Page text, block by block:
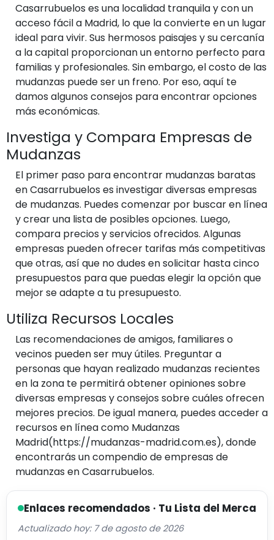
Casarrubuelos es una localidad tranquila y con un
acceso fácil a Madrid, lo que la convierte en un lugar
ideal para vivir. Sus hermosos paisajes y su cercanía
a la capital proporcionan un entorno perfecto para
familias y profesionales. Sin embargo, el costo de las
mudanzas puede ser un freno. Por eso, aquí te
damos algunos consejos para encontrar opciones
más económicas.
Investiga y Compara Empresas de
Mudanzas
El primer paso para encontrar mudanzas baratas
en Casarrubuelos es investigar diversas empresas
de mudanzas. Puedes comenzar por buscar en línea
y crear una lista de posibles opciones. Luego,
compara precios y servicios ofrecidos. Algunas
empresas pueden ofrecer tarifas más competitivas
que otras, así que no dudes en solicitar hasta cinco
presupuestos para que puedas elegir la opción que
mejor se adapte a tu presupuesto.
Utiliza Recursos Locales
Las recomendaciones de amigos, familiares o
vecinos pueden ser muy útiles. Preguntar a
personas que hayan realizado mudanzas recientes
en la zona te permitirá obtener opiniones sobre
diversas empresas y consejos sobre cuáles ofrecen
mejores precios. De igual manera, puedes acceder a
recursos en línea como Mudanzas
Madrid(https://mudanzas-madrid.com.es), donde
encontrarás un compendio de empresas de
mudanzas en Casarrubuelos.
Enlaces recomendados · Tu Lista del Merca
Actualizado hoy: 7 de agosto de 2026